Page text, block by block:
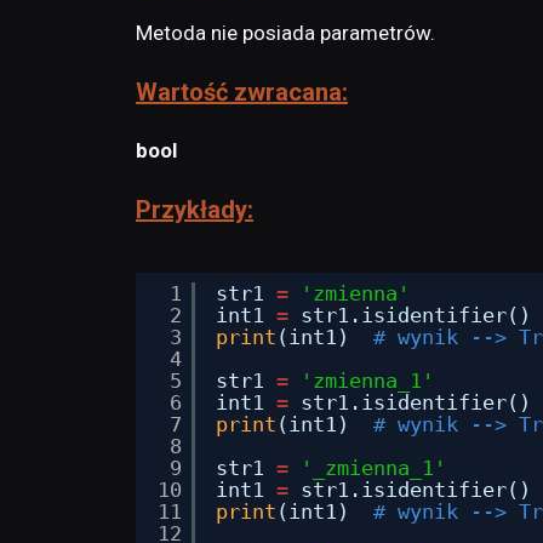
Metoda nie posiada parametrów.
Wartość zwracana:
bool
Przykłady:
1
2
3
4
5
6
7
8
9
10
11
12
str1 =
'zmienna'
int1 = str1.isidentifier()
print (int1) # wynik -->
str1 =
'zmienna_1'
int1 = str1.isidentifier()
print (int1) # wynik -->
str1 =
'_zmienna_1'
int1 = str1.isidentifier()
print (int1) # wynik -->